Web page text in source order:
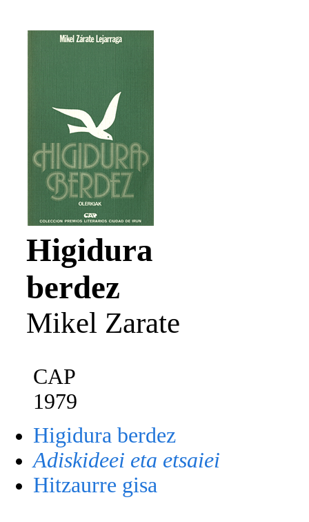
Higidura
berdez
Mikel Zarate
CAP
1979
Higidura berdez
Adiskideei eta etsaiei
Hitzaurre gisa